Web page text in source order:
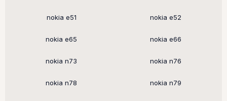
nokia e51 nokia e52
nokia e65 nokia e66
nokia n73 nokia n76
nokia n78 nokia n79